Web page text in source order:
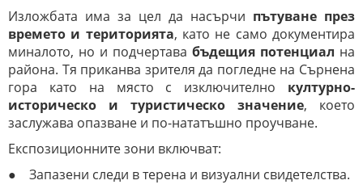
Изложбата има за цел да насърчи пътуване през
времето и територията, като не само документира
миналото, но и подчертава бъдещия потенциал на
района. Тя приканва зрителя да погледне на Сърнена
гора като на място с изключително културно-
историческо и туристическо значение, което
заслужава опазване и по-нататъшно проучване.
Експозиционните зони включват:
● Запазени следи в терена и визуални свидетелства.